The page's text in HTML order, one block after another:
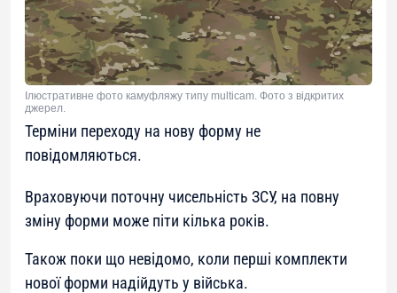
Ілюстративне фото камуфляжу типу multicam. Фото з відкритих
джерел.
Терміни переходу на нову форму не
повідомляються.
Враховуючи поточну чисельність ЗСУ, на повну
зміну форми може піти кілька років.
Також поки що невідомо, коли перші комплекти
нової форми надійдуть у війська.